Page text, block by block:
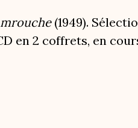
(1949).
en 2 coffrets, en